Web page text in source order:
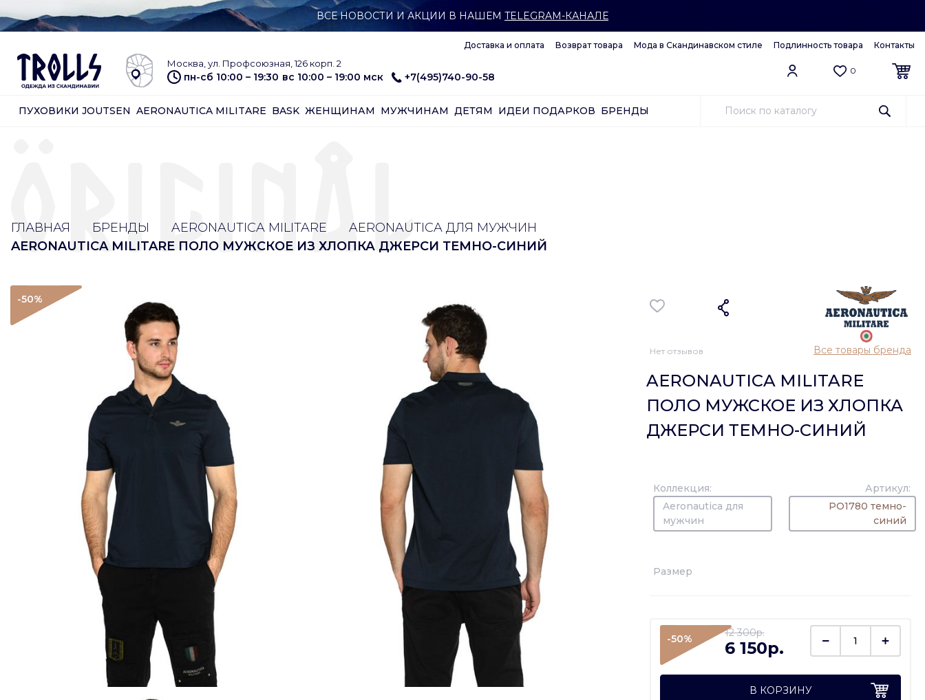
ВСЕ НОВОСТИ И АКЦИИ В НАШЕМ TELEGRAM-КАНАЛЕ
Доставка и оплата Возврат товара Мода в Скандинавском стиле Подлинность товара Контакты
Москва, ул. Профсоюзная, 126 корп. 2
пн-сб 10:00 – 19:30 вс 10:00 – 19:00 мск +7(495)740-90-58
0
ПУХОВИКИ JOUTSEN AERONAUTICA MILITARE BASK ЖЕНЩИНАМ МУЖЧИНАМ ДЕТЯМ ИДЕИ ПОДАРКОВ БРЕНДЫ
ГЛАВНАЯ БРЕНДЫ AERONAUTICA MILITARE
AERONAUTICA ДЛЯ МУЖЧИН
AERONAUTICA MILITARE ПОЛО МУЖСКОЕ ИЗ ХЛОПКА ДЖЕРСИ ТЕМНО-СИНИЙ
-50%
Нет отзывов Все товары бренда
AERONAUTICA MILITARE
ПОЛО МУЖСКОЕ ИЗ ХЛОПКА
ДЖЕРСИ ТЕМНО-СИНИЙ
Коллекция:
Aeronautica для
мужчин
Артикул:
PO1780 темно-
синий
Размер
-50% 12 300p.
6 150p.
В КОРЗИНУ